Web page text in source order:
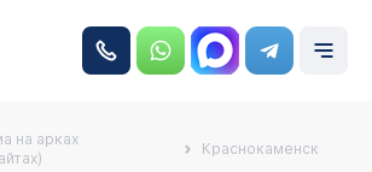
на арках
Краснокаменск